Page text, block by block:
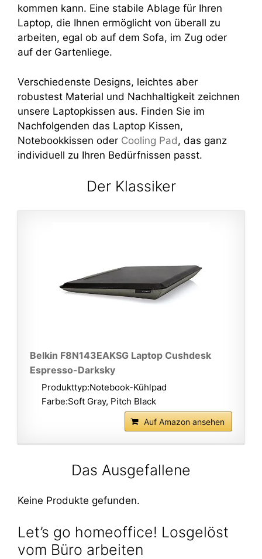
kommen kann. Eine stabile Ablage für Ihren
Laptop, die Ihnen ermöglicht von überall zu
arbeiten, egal ob auf dem Sofa, im Zug oder
auf der Gartenliege.
Verschiedenste Designs, leichtes aber
robustest Material und Nachhaltigkeit zeichnen
unsere Laptopkissen aus. Finden Sie im
Nachfolgenden das Laptop Kissen,
Notebookkissen oder Cooling Pad, das ganz
individuell zu Ihren Bedürfnissen passt.
Der Klassiker
Belkin F8N143EAKSG Laptop Cushdesk
Espresso-Darksky
Produkttyp:Notebook-Kühlpad
Farbe:Soft Gray, Pitch Black
Auf Amazon ansehen
Das Ausgefallene
Keine Produkte gefunden.
Let’s go homeoffice! Losgelöst
vom Büro arbeiten